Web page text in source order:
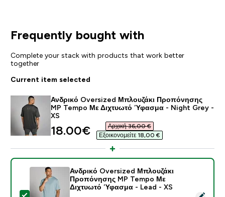
Frequently bought with
Complete your stack with products that work better
together
Current item selected
Ανδρικό Oversized Μπλουζάκι Προπόνησης
MP Tempo Με Διχτυωτό Ύφασμα - Night Grey -
XS
discounted price
18.00€‎
Αρχική 36,00 €‎
Εξοικονομείτε 18,00 €‎
Ανδρικό Oversized Μπλουζάκι
Προπόνησης MP Tempo Με
Διχτυωτό Ύφασμα - Lead - XS